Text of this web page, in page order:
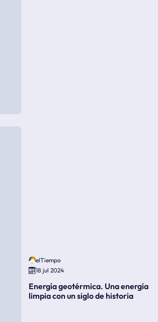
elTiempo
18 jul 2024
Energía geotérmica. Una energía
limpia con un siglo de historia